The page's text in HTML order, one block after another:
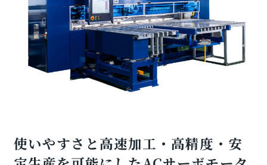
使いやすさと高速加工・高精度・安